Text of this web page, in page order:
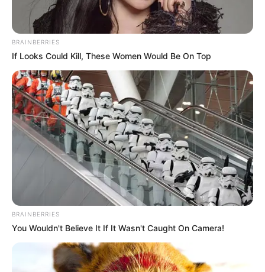
Week-End : 1 – 10 – 2 – 3 – 11 – 15 – 14 – 16
ZEturf : 3 – 1 – 7 – 10 – 2 – 11 – 4 – 16
Si l’hippodrome de PAU ?
BRAINBERRIES
If Looks Could Kill, These Women Would Be On Top
BRAINBERRIES
You Wouldn't Believe It If It Wasn't Caught On Camera!